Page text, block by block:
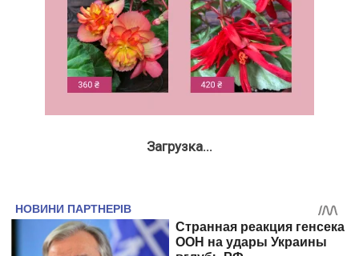
Загрузка...